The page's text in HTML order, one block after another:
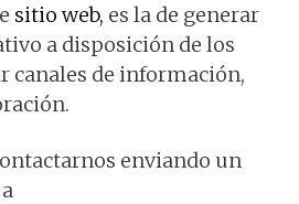
sitio web, es la de generar
a disposición de los
canales de información,
enviando un